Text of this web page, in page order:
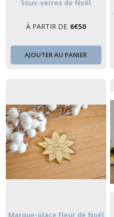
Sous-verres de Noël
À PARTIR DE 6€50
AJOUTER AU PANIER
Marque-place Fleur de Noël